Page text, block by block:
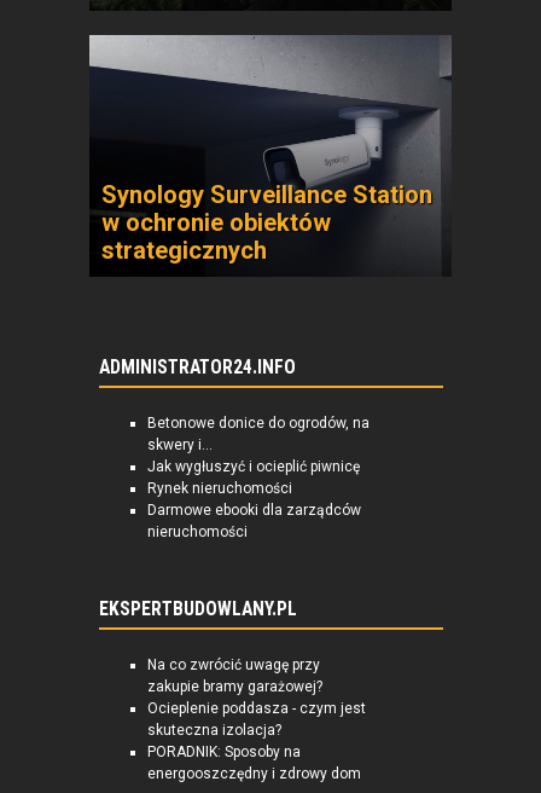
Synology Surveillance Station
w ochronie obiektów
strategicznych
ADMINISTRATOR24.INFO
Betonowe donice do ogrodów, na
skwery i...
Jak wygłuszyć i ocieplić piwnicę
Rynek nieruchomości
Darmowe ebooki dla zarządców
nieruchomości
EKSPERTBUDOWLANY.PL
Na co zwrócić uwagę przy
zakupie bramy garażowej?
Ocieplenie poddasza - czym jest
skuteczna izolacja?
PORADNIK: Sposoby na
energooszczędny i zdrowy dom